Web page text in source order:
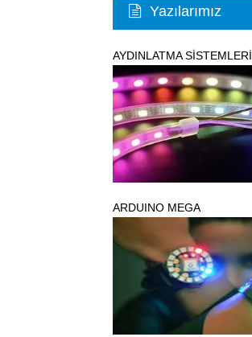
Yazılarımız
AYDINLATMA SİSTEMLERİ
ARDUINO MEGA